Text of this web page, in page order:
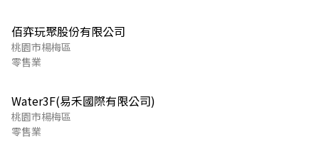
佰弈玩聚股份有限公司
桃園市楊梅區
零售業
Water3F(易禾國際有限公司)
桃園市楊梅區
零售業